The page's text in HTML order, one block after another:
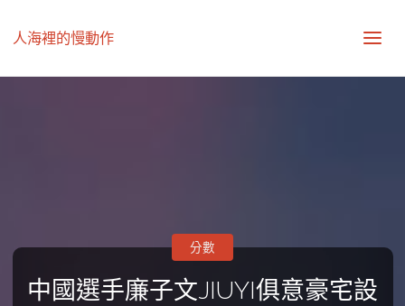
人海裡的慢動作
中國選手廉子文JIUYI俱意豪宅設
分數